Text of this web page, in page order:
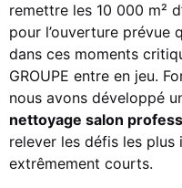
remettre les 10 000 m²
pour l’ouverture prévue
dans ces moments
GROUPE entre en jeu.
nous avons développé
nettoyage salon
relever les défis les plus
extrêmement courts.